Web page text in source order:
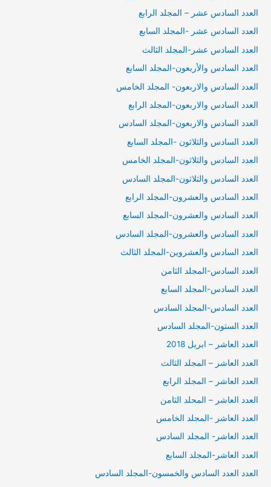
العدد السادس عشر – المجلد الرابع
العدد السادس عشر -المجلد السابع
العدد السادس عشر-المجلد الثالث
العدد السادس والأربعون-المجلد السابع
العدد السادس والاربعون- المجلد الخامس
العدد السادس والاربعون-المجلد الرابع
العدد السادس والاربعون-المجلد السادس
العدد السادس والثلاثون -المجلد السابع
العدد السادس والثلاثون-المجلد الخامس
العدد السادس والثلاثون-المجلد السادس
العدد السادس والعشرون-المجلد الرابع
العدد السادس والعشرون-المجلد السابع
العدد السادس والعشرون-المجلد السادس
العدد السادس والعشروين-المجلد الثالث
العدد السادس-المجلد الثامن
العدد السادس-المجلد السابع
العدد السادس-المجلد السادس
العدد الستون-المجلد السادس
العدد العاشر – ابريل 2018
العدد العاشر – المجلد الثالث
العدد العاشر – المجلد الرابع
العدد العاشر – المحلد الثامن
العدد العاشر -المجلد الخامس
العدد العاشر- المجلد السادس
العدد العاشر-المجلد السابع
العدد العدد السادس والخمسون-المجلد السادس